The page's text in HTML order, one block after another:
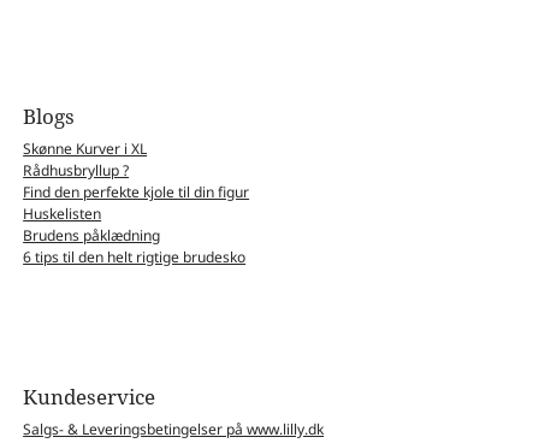
Blogs
Skønne Kurver i XL
Rådhusbryllup ?
Find den perfekte kjole til din figur
Huskelisten
Brudens påklædning
6 tips til den helt rigtige brudesko
Kundeservice
Salgs- & Leveringsbetingelser på www.lilly.dk